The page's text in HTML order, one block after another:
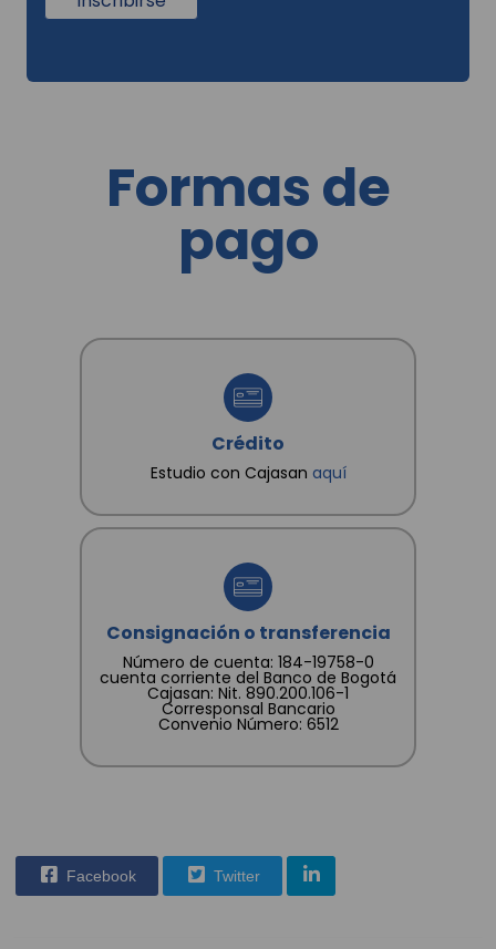
publicitarios o comerciales, a través de los
domicilio; y en general para las demás finalidades
conozco que como titular me asisten los derechos
a conocer, actualizar, rectificar y suprimir mis datos
y revocar la autorización. Igualmente declaro que
que suministro, para que CAJA SANTANDEREANA
DE SUBSIDIO FAMILIAR "CAJASAN" les dé
tratamiento conforme a las finalidades
Formas de
pago
Crédito
Estudio con Cajasan aquí
Consignación o transferencia
Número de cuenta: 184-19758-0
cuenta corriente del Banco de Bogotá
Cajasan: Nit. 890.200.106-1
Corresponsal Bancario
Convenio Número: 6512
Facebook Twitter